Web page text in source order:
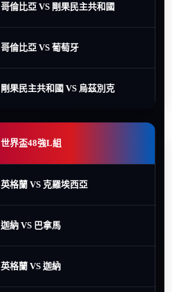
哥倫比亞 VS 剛果民主共和國
哥倫比亞 VS 葡萄牙
剛果民主共和國 VS 烏茲別克
世界盃48強L組
英格蘭 VS 克羅埃西亞
迦納 VS 巴拿馬
英格蘭 VS 迦納